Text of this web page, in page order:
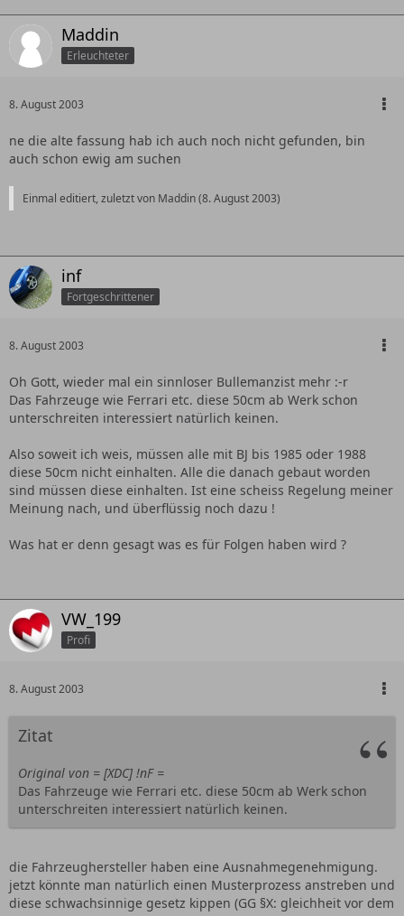
Maddin
Erleuchteter
8. August 2003
ne die alte fassung hab ich auch noch nicht gefunden, bin
auch schon ewig am suchen
Einmal editiert, zuletzt von Maddin (8. August 2003)
inf
Fortgeschrittener
8. August 2003
Oh Gott, wieder mal ein sinnloser Bullemanzist mehr :-r
Das Fahrzeuge wie Ferrari etc. diese 50cm ab Werk schon
unterschreiten interessiert natürlich keinen.
Also soweit ich weis, müssen alle mit BJ bis 1985 oder 1988
diese 50cm nicht einhalten. Alle die danach gebaut worden
sind müssen diese einhalten. Ist eine scheiss Regelung meiner
Meinung nach, und überflüssig noch dazu !
Was hat er denn gesagt was es für Folgen haben wird ?
VW_199
Profi
8. August 2003
Zitat
Original von = [XDC] !nF =
Das Fahrzeuge wie Ferrari etc. diese 50cm ab Werk schon
unterschreiten interessiert natürlich keinen.
die Fahrzeughersteller haben eine Ausnahmegenehmigung.
jetzt könnte man natürlich einen Musterprozess anstreben und
diese schwachsinnige gesetz kippen (GG §X: gleichheit vor dem